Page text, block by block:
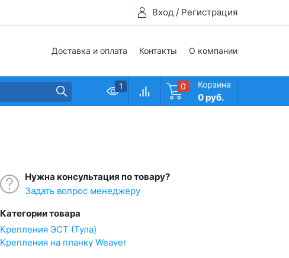
Вход / Регистрация
Доставка и оплата Контакты О компании
1 0 Корзина
0 руб.
Нужна консультация по товару?
Задать вопрос менеджеру
Категории товара
Крепления ЭСТ (Тула)
Крепления на планку Weaver